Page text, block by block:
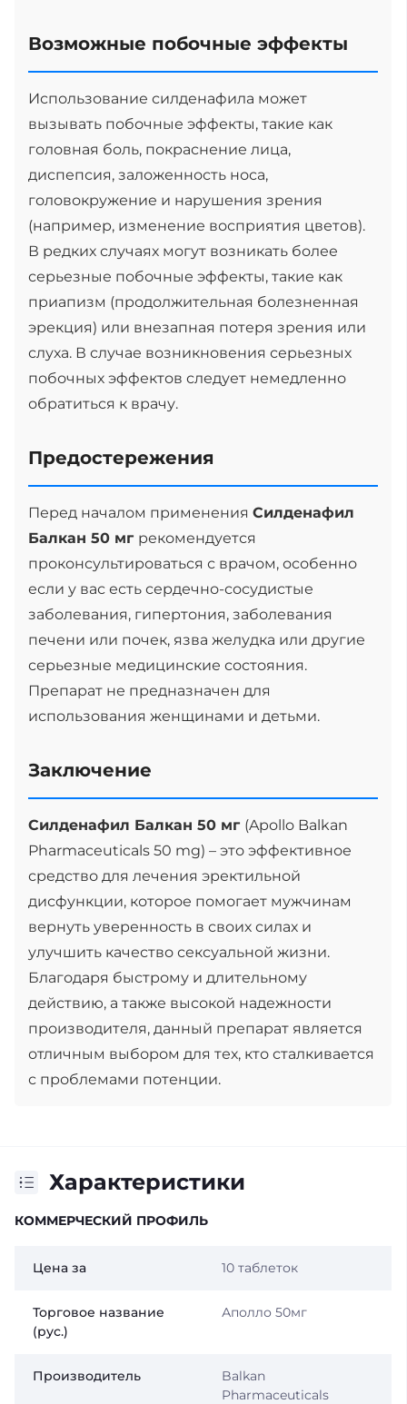
Возможные побочные эффекты
Использование силденафила может
вызывать побочные эффекты, такие как
головная боль, покраснение лица,
диспепсия, заложенность носа,
головокружение и нарушения зрения
(например, изменение восприятия цветов).
В редких случаях могут возникать более
серьезные побочные эффекты, такие как
приапизм (продолжительная болезненная
эрекция) или внезапная потеря зрения или
слуха. В случае возникновения серьезных
побочных эффектов следует немедленно
обратиться к врачу.
Предостережения
Перед началом применения Силденафил
Балкан 50 мг рекомендуется
проконсультироваться с врачом, особенно
если у вас есть сердечно-сосудистые
заболевания, гипертония, заболевания
печени или почек, язва желудка или другие
серьезные медицинские состояния.
Препарат не предназначен для
использования женщинами и детьми.
Заключение
Силденафил Балкан 50 мг (Apollo Balkan
Pharmaceuticals 50 mg) – это эффективное
средство для лечения эректильной
дисфункции, которое помогает мужчинам
вернуть уверенность в своих силах и
улучшить качество сексуальной жизни.
Благодаря быстрому и длительному
действию, а также высокой надежности
производителя, данный препарат является
отличным выбором для тех, кто сталкивается
с проблемами потенции.
Характеристики
КОММЕРЧЕСКИЙ ПРОФИЛЬ
Цена за 10 таблеток
Торговое название
(рус.)
Аполло 50мг
Производитель
Balkan
Pharmaceuticals